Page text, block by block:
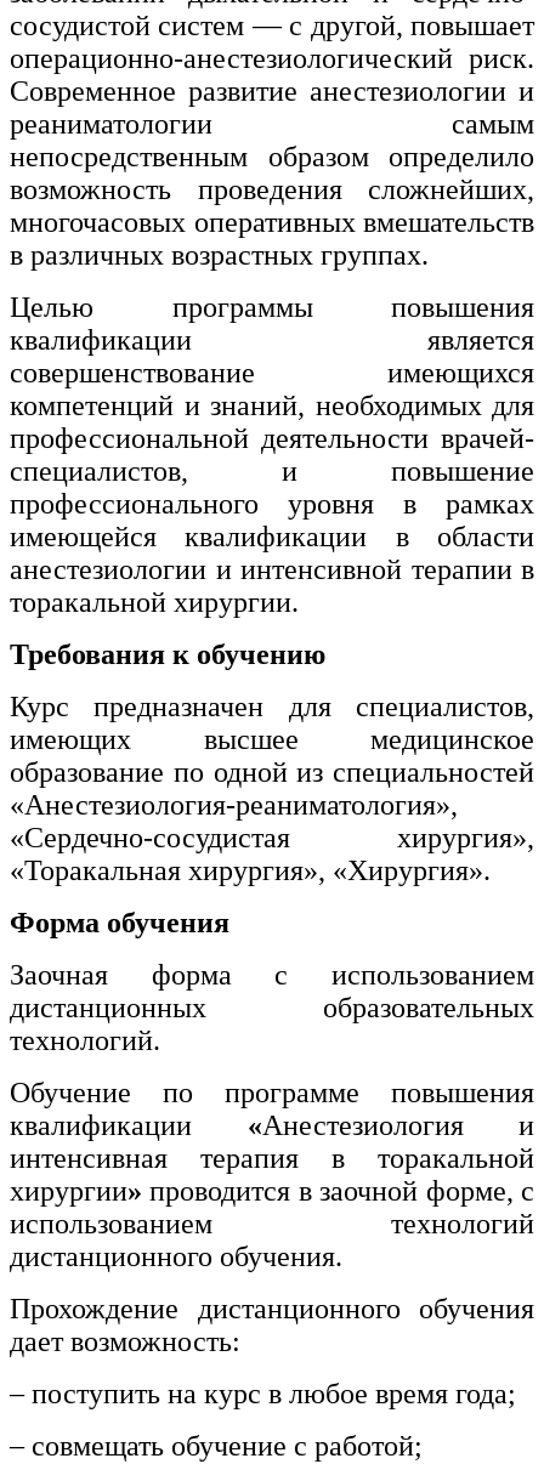
сосудистой систем — с другой, повышает
операционно-анестезиологический риск.
Современное развитие анестезиологии и
реаниматологии самым
непосредственным образом определило
возможность проведения сложнейших,
многочасовых оперативных вмешательств
в различных возрастных группах.
Целью программы повышения
квалификации является
совершенствование имеющихся
компетенций и знаний, необходимых для
профессиональной деятельности врачей-
специалистов, и повышение
профессионального уровня в рамках
имеющейся квалификации в области
анестезиологии и интенсивной терапии в
торакальной хирургии.
Требования к обучению
Курс предназначен для специалистов,
имеющих высшее медицинское
образование по одной из специальностей
«Анестезиология-реаниматология»,
«Сердечно-сосудистая хирургия»,
«Торакальная хирургия», «Хирургия».
Форма обучения
Заочная форма с использованием
дистанционных образовательных
технологий.
Обучение по программе повышения
квалификации «Анестезиология и
интенсивная терапия в торакальной
хирургии» проводится в заочной форме, с
использованием технологий
дистанционного обучения.
Прохождение дистанционного обучения
дает возможность:
– поступить на курс в любое время года;
– совмещать обучение с работой;